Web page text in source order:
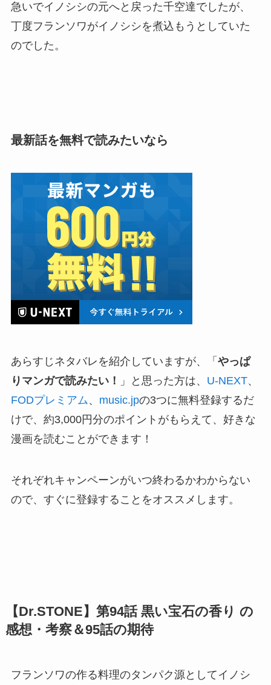
急いでイノシシの元へと戻った千空達でしたが、
丁度フランソワがイノシシを煮込もうとしていた
のでした。
最新話を無料で読みたいなら
あらすじネタバレを紹介していますが、「 やっぱ
りマンガで読みたい！
」と思った方は、 U-NEXT、
FODプレミアム、 music.jpの3つに無料登録するだ
けで、約3,000円分のポイントがもらえて、好きな
漫画を読むことができます！
それぞれキャンペーンがいつ終わるかわからない
ので、すぐに登録することをオススメします。
【Dr.STONE】第94話 黒い宝石の香り の
感想・考察＆95話の期待
フランソワの作る料理のタンパク源としてイノシ